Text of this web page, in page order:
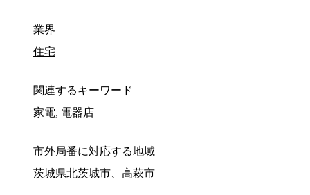
業界
住宅
関連するキーワード
家電, 電器店
市外局番に対応する地域
茨城県北茨城市、高萩市